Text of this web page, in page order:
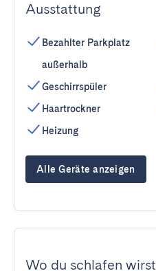
Ausstattung
Bezahlter Parkplatz
außerhalb
Geschirrspüler
Haartrockner
Heizung
Alle Geräte anzeigen
Wo du schlafen wirst